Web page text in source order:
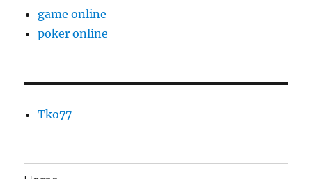
game online
poker online
Tko77